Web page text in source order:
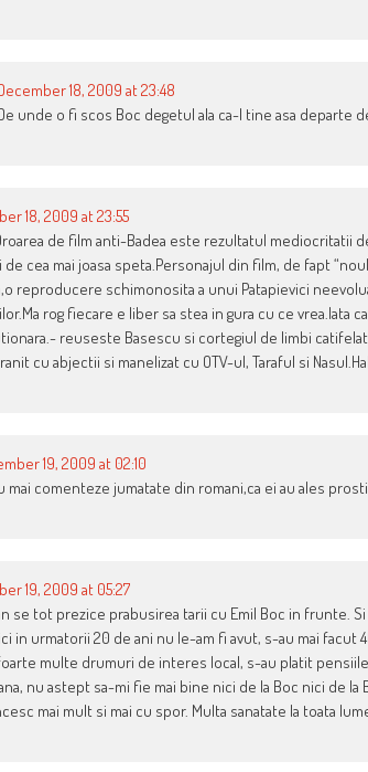
18, 2009 at 23:48
unde o fi scos Boc degetul ala ca-l tine asa departe
18, 2009 at 23:55
de film anti-Badea este rezultatul mediocritatii
de cea mai joasa speta.Personajul din film, de fapt
reproducere schimonosita a unui Patapievici
rog fiecare e liber sa stea in gura cu ce
reuseste Basescu si cortegiul de limbi
cu abjectii si manelizat cu OTV-ul, Taraful si
19, 2009 at 02:10
mai comenteze jumatate din romani,ca ei au ales prostia
19, 2009 at 05:27
se tot prezice prabusirea tarii cu Emil Boc in frunte.
in urmatorii 20 de ani nu le-am fi avut, s-au mai
multe drumuri de interes local, s-au platit
nu astept sa-mi fie mai bine nici de la Boc nici de
mai mult si mai cu spor. Multa sanatate la toata